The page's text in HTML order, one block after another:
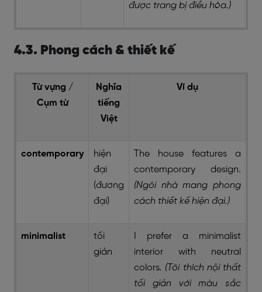
được trang bị điều hòa.)
4.3. Phong cách & thiết kế
Từ vựng /
Cụm từ
Nghĩa
tiếng
Việt
Ví dụ
contemporary
hiện
đại
(đương
đại)
The house features a
contemporary design.
(Ngôi nhà mang phong
cách thiết kế hiện đại.)
minimalist
tối
giản
I prefer a minimalist
interior with neutral
colors. (Tôi thích nội thất
tối giản với màu sắc